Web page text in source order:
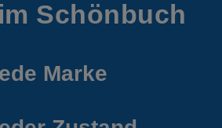
Schönbuch
Marke